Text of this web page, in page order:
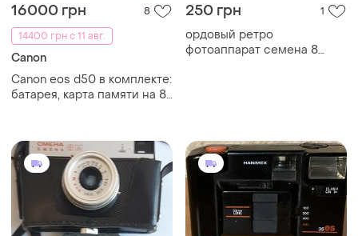
16000 грн
8
14400 грн с 11 авг.
Canon
Canon eos d50 в комплекте:
батарея, карта памяти на 8
250 грн 1
ордовый ретро
фотоаппарат семена 8